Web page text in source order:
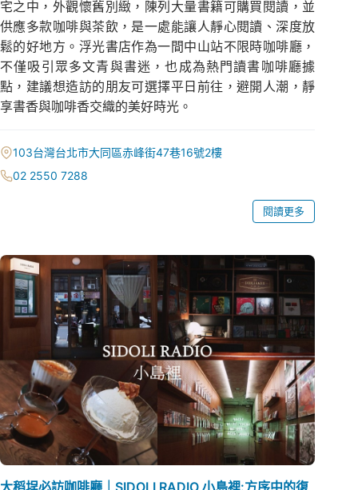
宅之中，外觀懷舊別緻，陳列大量書籍可購買閱讀，並
供應多款咖啡與茶飲，是一處能讓人靜心閱讀、深度放
鬆的好地方。浮光書店作為一間中山站不限時咖啡廳，
不僅吸引眾多文青與書迷，也成為熱門讀書咖啡廳據
點，建議想造訪的朋友可選擇平日前往，避開人潮，靜
享書香與咖啡香交織的美好時光。
103台灣台北市大同區赤峰街47巷16號2樓
02 2550 7288
閱讀更多